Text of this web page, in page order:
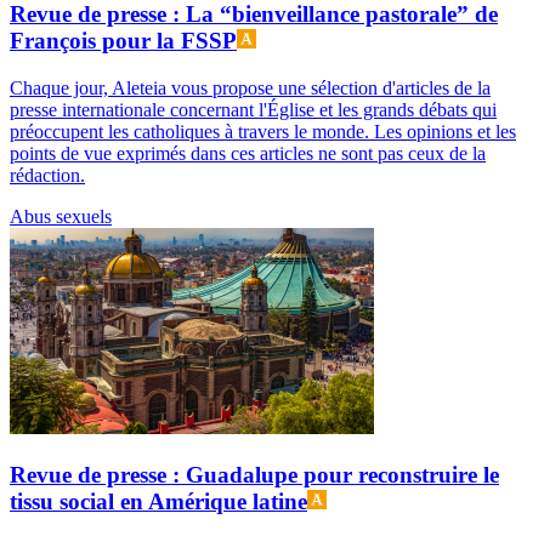
Revue de presse : La “bienveillance pastorale” de
François pour la FSSP
Chaque jour, Aleteia vous propose une sélection d'articles de la
presse internationale concernant l'Église et les grands débats qui
préoccupent les catholiques à travers le monde. Les opinions et les
points de vue exprimés dans ces articles ne sont pas ceux de la
rédaction.
Abus sexuels
Revue de presse : Guadalupe pour reconstruire le
tissu social en Amérique latine